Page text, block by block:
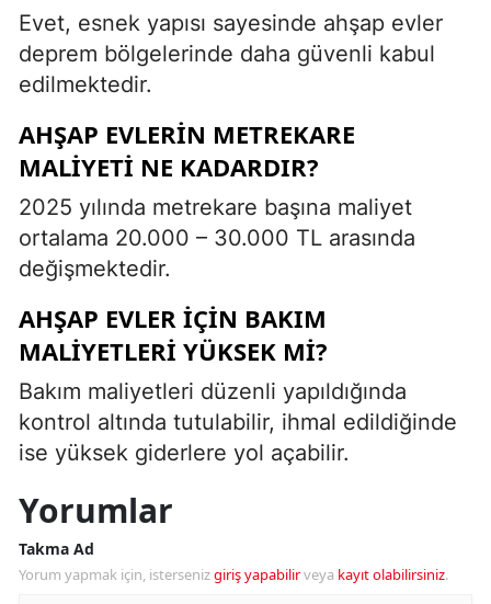
Evet, esnek yapısı sayesinde ahşap evler
deprem bölgelerinde daha güvenli kabul
edilmektedir.
AHŞAP EVLERIN METREKARE
MALIYETI NE KADARDIR?
2025 yılında metrekare başına maliyet
ortalama 20.000 – 30.000 TL arasında
değişmektedir.
AHŞAP EVLER IÇIN BAKIM
MALIYETLERI YÜKSEK MI?
Bakım maliyetleri düzenli yapıldığında
kontrol altında tutulabilir, ihmal edildiğinde
ise yüksek giderlere yol açabilir.
Yorumlar
Takma Ad
Yorum yapmak için, istersenizgiriş yapabilirveya kayıt olabilirsiniz.